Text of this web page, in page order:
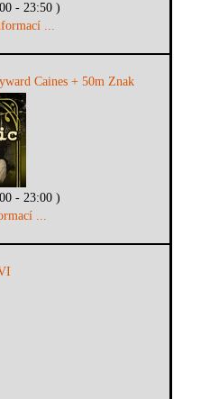
- 23:50 )
...
Caines + 50m Znak
- 23:00 )
...